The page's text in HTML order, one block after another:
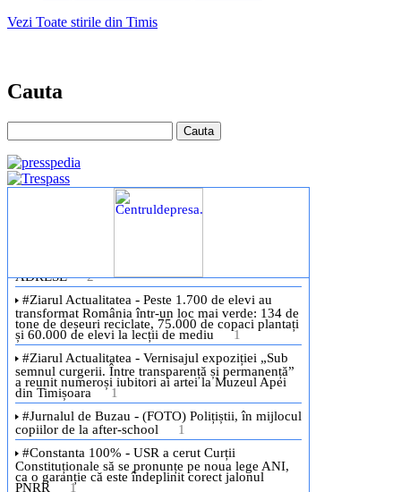
Vezi Toate stirile din Timis
Cauta